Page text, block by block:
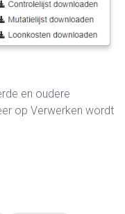
en oudere
op Verwerken wordt